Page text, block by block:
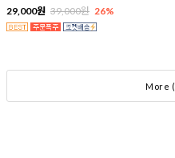
29,000원 39,000원 26%
More (